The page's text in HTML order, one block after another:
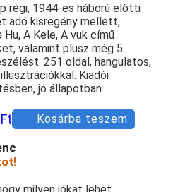
régi, 1944-es háború előtti
adó kisregény mellett,
A Kele, A vuk című
valamint plusz még 5
251 oldal, hangulatos,
Kiadói
jó állapotban.
Kosárba teszem
milyen jókat lehet